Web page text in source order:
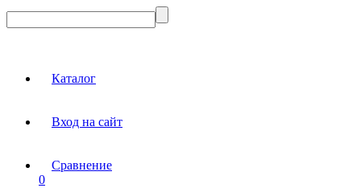
Каталог
Вход на сайт
Сравнение
0